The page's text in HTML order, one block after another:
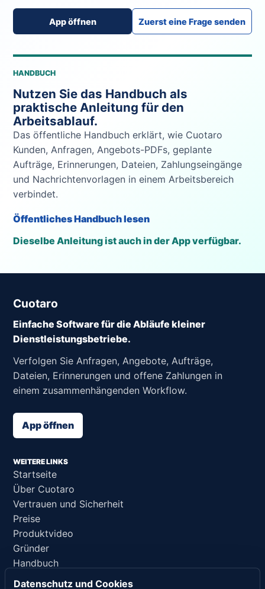
App öffnen Zuerst eine Frage senden
HANDBUCH
Nutzen Sie das Handbuch als
praktische Anleitung für den
Arbeitsablauf.
Das öffentliche Handbuch erklärt, wie Cuotaro
Kunden, Anfragen, Angebots-PDFs, geplante
Aufträge, Erinnerungen, Dateien, Zahlungseingänge
und Nachrichtenvorlagen in einem Arbeitsbereich
verbindet.
Öffentliches Handbuch lesen
Dieselbe Anleitung ist auch in der App verfügbar.
Cuotaro
Einfache Software für die Abläufe kleiner
Dienstleistungsbetriebe.
Verfolgen Sie Anfragen, Angebote, Aufträge,
Dateien, Erinnerungen und offene Zahlungen in
einem zusammenhängenden Workflow.
App öffnen
WEITERE LINKS
Startseite
Über Cuotaro
Vertrauen und Sicherheit
Preise
Produktvideo
Gründer
Handbuch
Support
Datenschutz und Cookies